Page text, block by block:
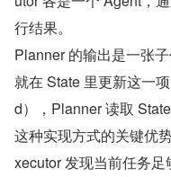
行结果。
Planner 的输出是一张
就在 State 里更新这一
d），Planner 读取
这种实现方式的关键优
xecutor 发现当前任务足